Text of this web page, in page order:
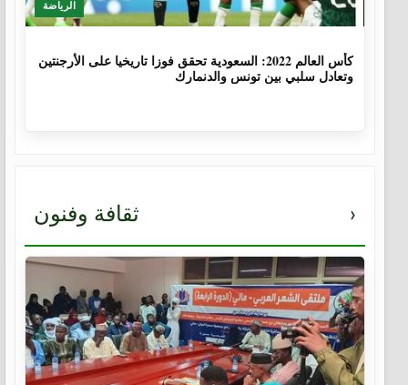
الرياضة
كأس العالم 2022: السعودية تحقق فوزا تاريخيا على الأرجنتين
وتعادل سلبي بين تونس والدنمارك
ثقافة وفنون ›